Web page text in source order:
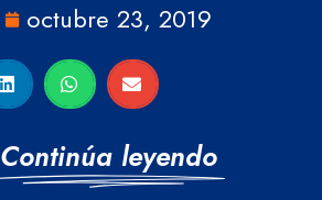
octubre 23, 2019
Continúa leyendo